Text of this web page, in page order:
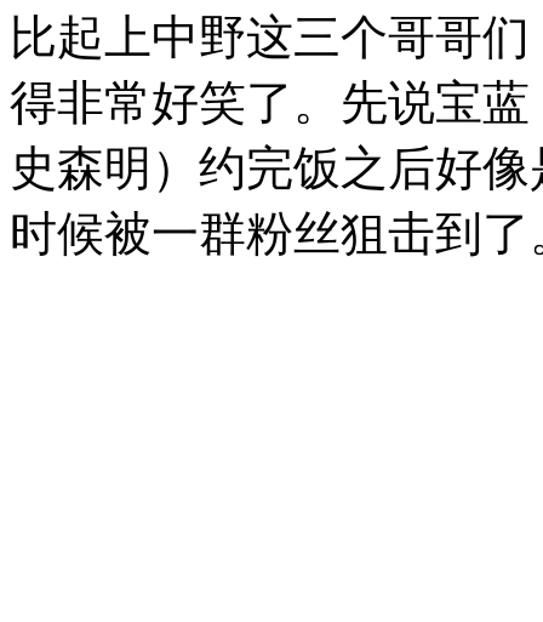
比起上中野这三个哥哥
得非常好笑了。先说宝
史森明）约完饭之后好
时候被一群粉丝狙击到了